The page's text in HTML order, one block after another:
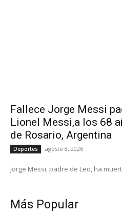
Fallece Jorge Messi
Lionel Messi,a los 68
de Rosario, Argentina
Deportes agosto 8, 2026
Jorge Messi, padre de Leo, ha
Más Popular